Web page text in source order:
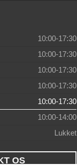
10:00-17:30
10:00-17:30
10:00-17:30
10:00-17:30
10:00-17:30
10:00-14:00
Lukket
OS